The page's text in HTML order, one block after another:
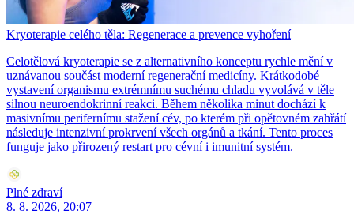
Kryoterapie celého těla: Regenerace a prevence vyhoření
Celotělová kryoterapie se z alternativního konceptu rychle mění v
uznávanou součást moderní regenerační medicíny. Krátkodobé
vystavení organismu extrémnímu suchému chladu vyvolává v těle
silnou neuroendokrinní reakci. Během několika minut dochází k
masivnímu perifernímu stažení cév, po kterém při opětovném zahřátí
následuje intenzivní prokrvení všech orgánů a tkání. Tento proces
funguje jako přirozený restart pro cévní i imunitní systém.
Plné zdraví
8. 8. 2026, 20:07